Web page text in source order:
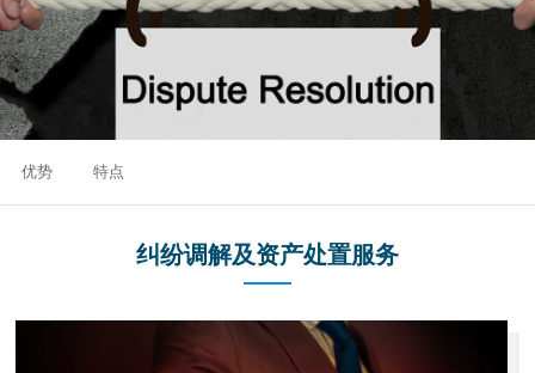
优势 特点
纠纷调解及资产处置服务